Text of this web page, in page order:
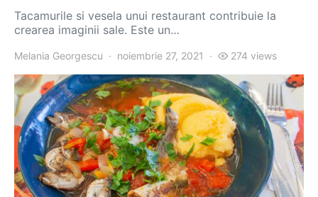
Tacamurile si vesela unui restaurant contribuie la
crearea imaginii sale. Este un…
Melania Georgescu noiembrie 27, 2021 274 views